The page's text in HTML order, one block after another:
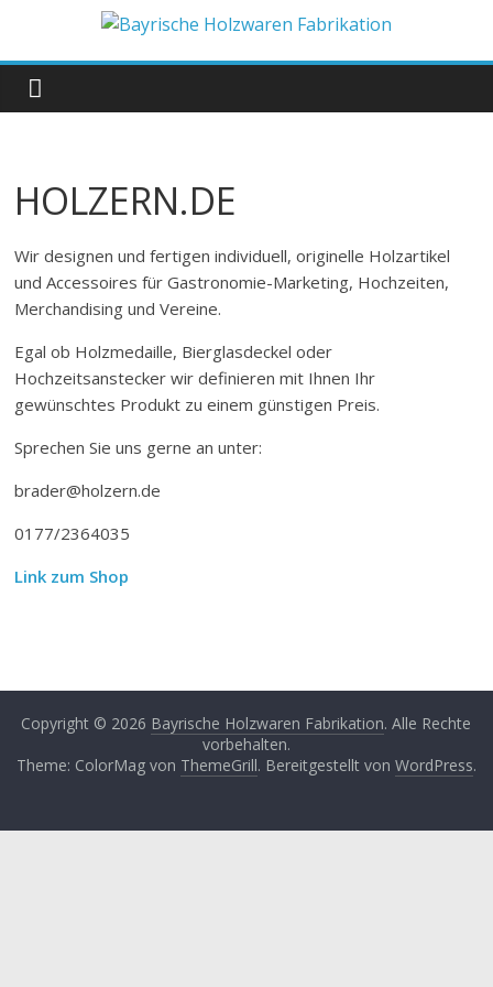
springen
Bayrische
Holzwaren
Fabrikation
HOLZERN.DE
Wir designen und fertigen individuell, originelle Holzartikel
und Accessoires für Gastronomie-Marketing, Hochzeiten,
Merchandising und Vereine.
Egal ob Holzmedaille, Bierglasdeckel oder
Hochzeitsanstecker wir definieren mit Ihnen Ihr
gewünschtes Produkt zu einem günstigen Preis.
Sprechen Sie uns gerne an unter:
brader@holzern.de
0177/2364035
Link zum Shop
Copyright © 2026 Bayrische Holzwaren Fabrikation. Alle Rechte
vorbehalten.
Theme: ColorMag von ThemeGrill. Bereitgestellt von WordPress.